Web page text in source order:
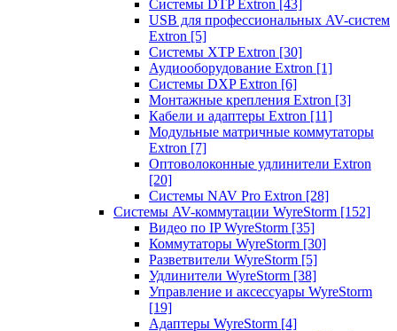
Системы DTP Extron [43]
USB для профессиональных AV-систем
Extron [5]
Системы XTP Extron [30]
Аудиооборудование Extron [1]
Системы DXP Extron [6]
Монтажные крепления Extron [3]
Кабели и адаптеры Extron [11]
Модульные матричные коммутаторы
Extron [7]
Оптоволоконные удлинители Extron
[20]
Системы NAV Pro Extron [28]
Системы AV-коммутации WyreStorm [152]
Видео по IP WyreStorm [35]
Коммутаторы WyreStorm [30]
Разветвители WyreStorm [5]
Удлинители WyreStorm [38]
Управление и аксессуары WyreStorm
[19]
Адаптеры WyreStorm [4]